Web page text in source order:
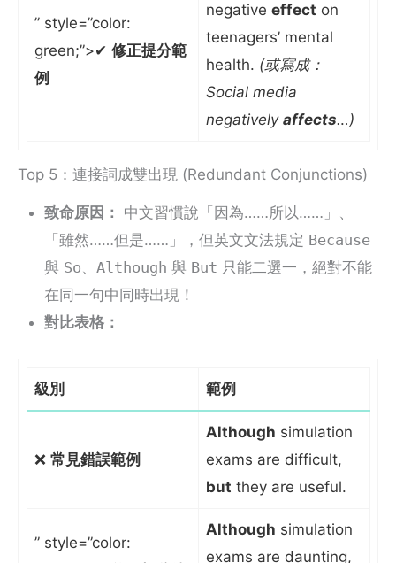
” style=”color:
green;”>✔ 修正提分範
例
negative effect on
teenagers’ mental
health. (或寫成：
Social media
negatively affects…)
Top 5：連接詞成雙出現 (Redundant Conjunctions)
致命原因：
中文習慣說「因為……所以……」、
「雖然……但是……」，但英文文法規定 Because
與 So Although 與 But 只能二選一，絕對不能
在同一句中同時出現！
對比表格：
級別 範例
❌ 常見錯誤範例
Although simulation
exams are difficult,
but they are useful.
” style=”color:
Although simulation
exams are daunting,